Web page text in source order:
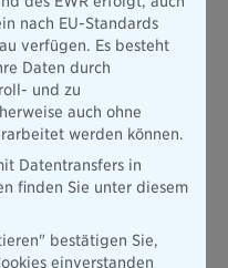
nach EU-Standards
verfügen. Es besteht
Daten durch
und zu
auch ohne
werden können.
Datentransfers in
finden Sie unter diesem
bestätigen Sie,
einverstanden